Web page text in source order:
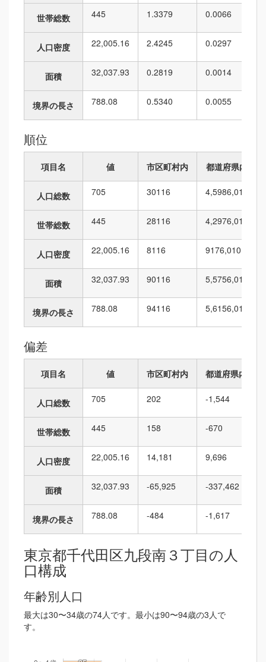
世帯総数 445 1.3379 0.0066
人口密度 22,005.16 2.4245 0.0297
面積 32,037.93 0.2819 0.0014
境界の長さ 788.08 0.5340 0.0055
順位
項目名 値 市区町村内 都道府県内
人口総数 705 30116 4,5986,010
世帯総数 445 28116 4,2976,010
人口密度 22,005.16 8116 9176,010
面積 32,037.93 90116 5,5756,010
境界の長さ 788.08 94116 5,6156,010
偏差
項目名 値 市区町村内 都道府県内
人口総数 705 202 -1,544
世帯総数 445 158 -670
人口密度 22,005.16 14,181 9,696
面積 32,037.93 -65,925 -337,462
境界の長さ 788.08 -484 -1,617
東京都千代田区九段南３丁目の人
口構成
年齢別人口
最大は30〜34歳の74人です。最小は90〜94歳の3人で
す。